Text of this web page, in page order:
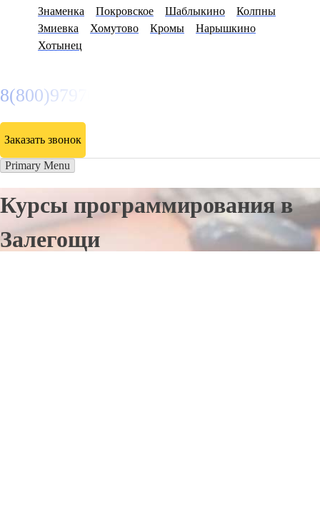
Знаменка Покровское Шаблыкино
Колпны
Змиевка
Хомутово Кромы
Нарышкино
Хотынец
8(800)9797043
Заказать звонок
Primary Menu
Курсы программирования в
Залегощи